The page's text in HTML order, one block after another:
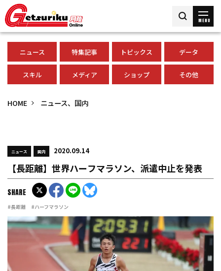
MENU
ニュース 特集記事 トピックス データ
スキル メディア ショップ その他
HOME ニュース、国内
ニュース 国内 2020.09.14
【長距離】世界ハーフマラソン、派遣中止を発表
#長距離 #ハーフマラソン
SHARE